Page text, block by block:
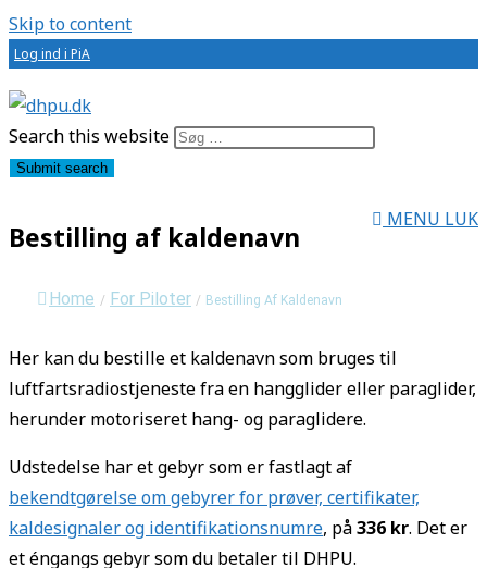
Skip to content
Log ind i PiA
Search this website
Submit search
MENU LUK
Bestilling af kaldenavn
Home / For Piloter / Bestilling Af Kaldenavn
Her kan du bestille et kaldenavn som bruges til
luftfartsradiostjeneste fra en hangglider eller paraglider,
herunder motoriseret hang- og paraglidere.
Udstedelse har et gebyr som er fastlagt af
bekendtgørelse om gebyrer for prøver, certifikater,
kaldesignaler og identifikationsnumre, på336 kr. Det er
et éngangs gebyr som du betaler til DHPU.